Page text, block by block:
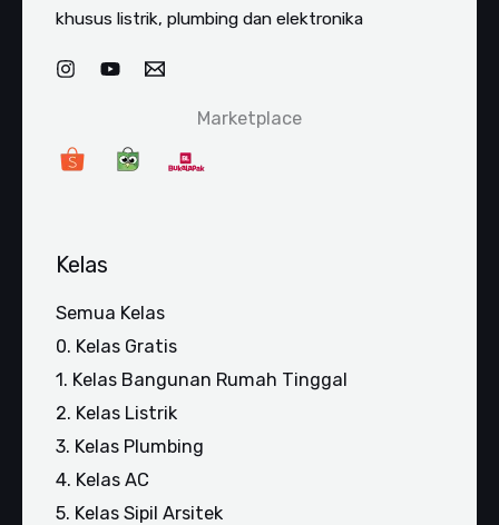
khusus listrik, plumbing dan elektronika
Marketplace
Kelas
Semua Kelas
0. Kelas Gratis
1. Kelas Bangunan Rumah Tinggal
2. Kelas Listrik
3. Kelas Plumbing
4. Kelas AC
5. Kelas Sipil Arsitek